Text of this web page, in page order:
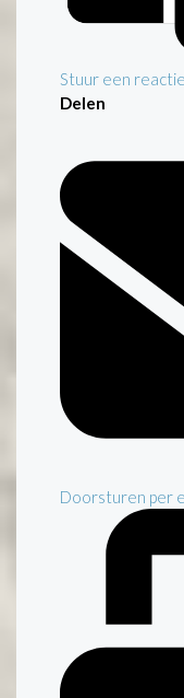
Stuur een
Delen
Doorsturen per